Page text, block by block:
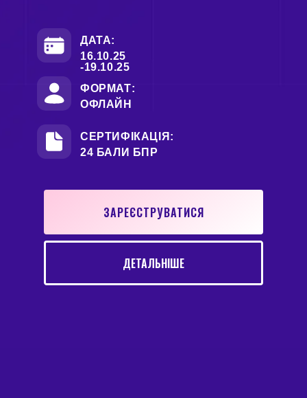
ЗАРЕЄСТРУВАТИСЯ
24 БАЛИ БПР
СЕРТИФІКАЦІЯ:
ОФЛАЙН
ФОРМАТ:
16.10.25
-19.10.25
ДАТА:
ДЕТАЛЬНІШЕ